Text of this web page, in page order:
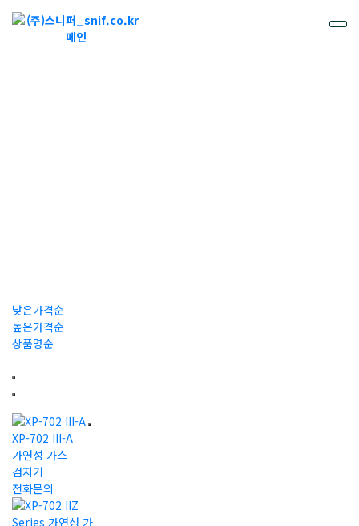
낮은가격순
높은가격순
상품명순
XP-702 III-A
가연성 가스
검지기
전화문의